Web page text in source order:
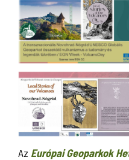
Az Európai Geoparkok